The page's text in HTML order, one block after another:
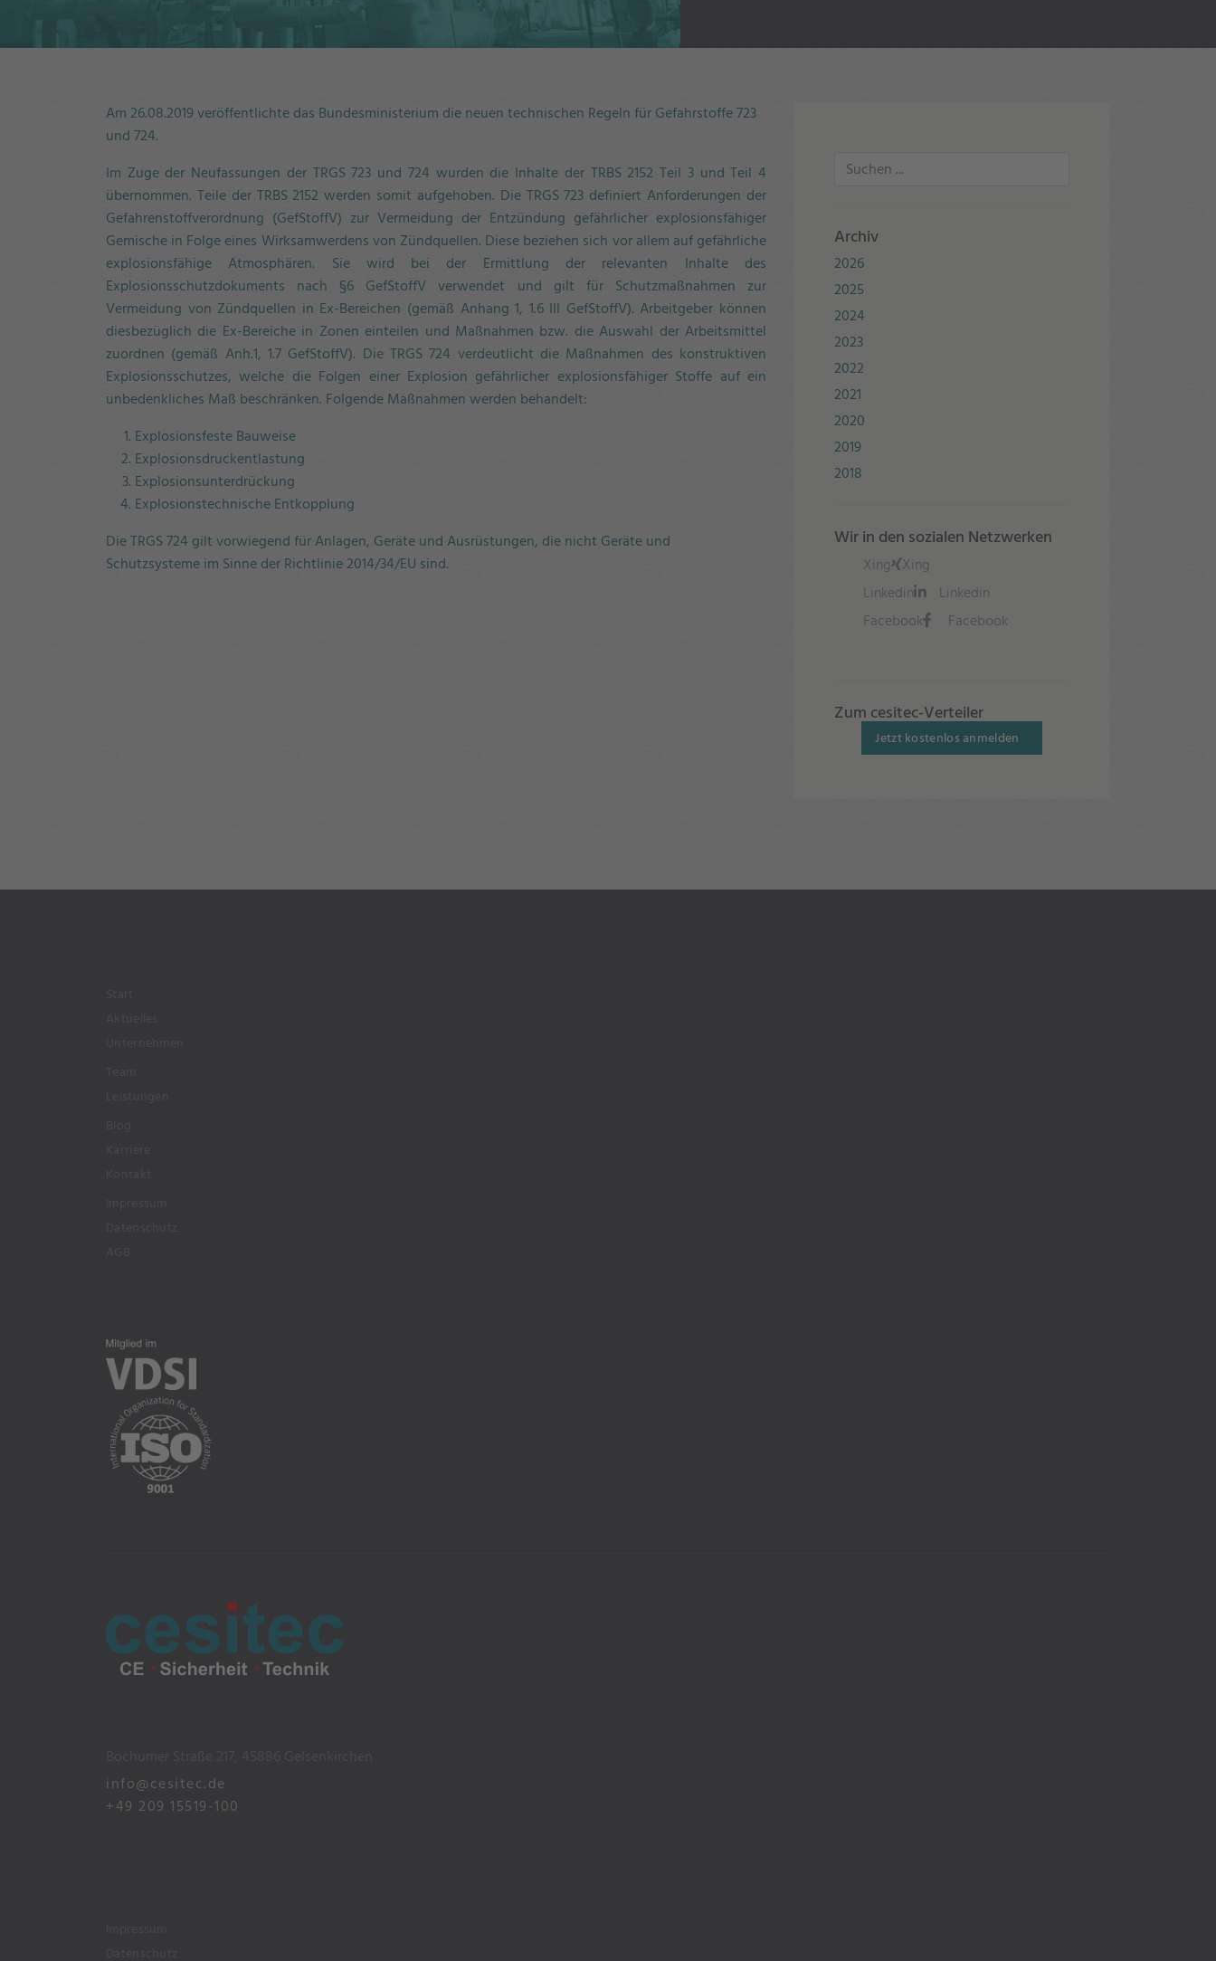
Am 26.08.2019 veröffentlichte das Bundesministerium die neuen technischen Regeln für Gefahrstoffe 723
und 724.
Im Zuge der Neufassungen der TRGS 723 und 724 wurden die Inhalte der TRBS 2152 Teil 3 und Teil 4
übernommen. Teile der TRBS 2152 werden somit aufgehoben. Die TRGS 723 definiert Anforderungen der
Gefahrenstoffverordnung (GefStoffV) zur Vermeidung der Entzündung gefährlicher explosionsfähiger
Gemische in Folge eines Wirksamwerdens von Zündquellen. Diese beziehen sich vor allem auf gefährliche
explosionsfähige Atmosphären. Sie wird bei der Ermittlung der relevanten Inhalte des
Explosionsschutzdokuments nach §6 GefStoffV verwendet und gilt für Schutzmaßnahmen zur
Vermeidung von Zündquellen in Ex-Bereichen (gemäß Anhang 1, 1.6 III GefStoffV). Arbeitgeber können
diesbezüglich die Ex-Bereiche in Zonen einteilen und Maßnahmen bzw. die Auswahl der Arbeitsmittel
zuordnen (gemäß Anh.1, 1.7 GefStoffV). Die TRGS 724 verdeutlicht die Maßnahmen des konstruktiven
Explosionsschutzes, welche die Folgen einer Explosion gefährlicher explosionsfähiger Stoffe auf ein
unbedenkliches Maß beschränken. Folgende Maßnahmen werden behandelt:
Explosionsfeste Bauweise
Explosionsdruckentlastung
Explosionsunterdrückung
Explosionstechnische Entkopplung
Die TRGS 724 gilt vorwiegend für Anlagen, Geräte und Ausrüstungen, die nicht Geräte und
Schutzsysteme im Sinne der Richtlinie 2014/34/EU sind.
Archiv
2026
2025
2024
2023
2022
2021
2020
2019
2018
Wir in den sozialen Netzwerken
Xing Xing
Linkedin
Linkedin
Facebook
Facebook
Zum cesitec-Verteiler
Jetzt kostenlos anmelden
info@cesitec.de
+49 209 15519-100